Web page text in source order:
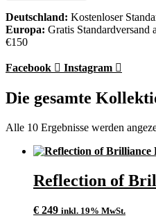
Deutschland: Kostenloser
Europa: Gratis
€150
Facebook Instagram
Die gesamte
Alle 10 Ergebnisse werden
Reflection of
€ 249 inkl. 19% MwSt.